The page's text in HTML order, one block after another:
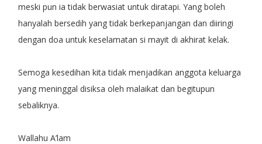
meski pun ia tidak berwasiat untuk diratapi. Yang boleh
hanyalah bersedih yang tidak berkepanjangan dan diiringi
dengan doa untuk keselamatan si mayit di akhirat kelak.
Semoga kesedihan kita tidak menjadikan anggota keluarga
yang meninggal disiksa oleh malaikat dan begitupun
sebaliknya.
Wallahu A’lam